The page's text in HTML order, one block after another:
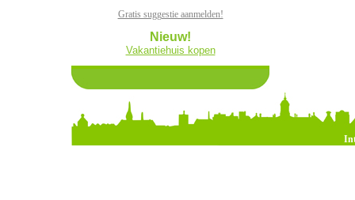
Gratis suggestie aanmelden!
Nieuw!
Vakantiehuis kopen